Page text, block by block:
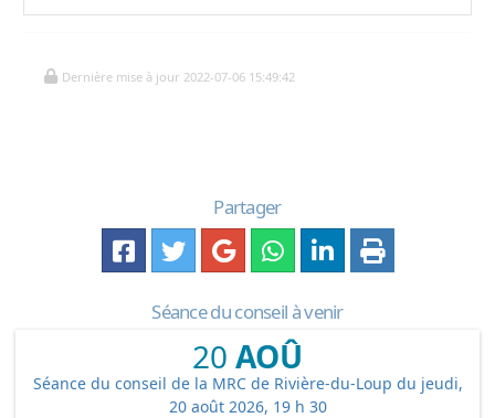
Dernière mise à jour 2022-07-06 15:49:42
Partager
Séance du conseil à venir
20 AOÛ
Séance du conseil de la MRC de Rivière-du-Loup du jeudi,
20 août 2026, 19 h 30